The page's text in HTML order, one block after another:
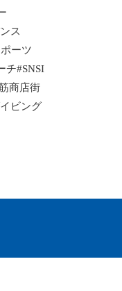
ス
ーツ
チ#SNSI
商店街
ビング